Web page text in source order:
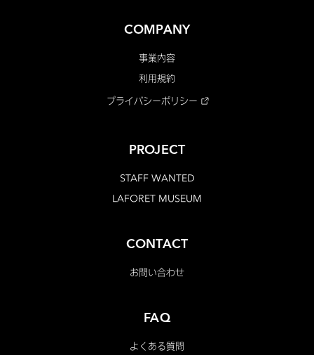
COMPANY
事業内容
利用規約
プライバシーポリシー
PROJECT
STAFF WANTED
LAFORET MUSEUM
CONTACT
お問い合わせ
FAQ
よくある質問